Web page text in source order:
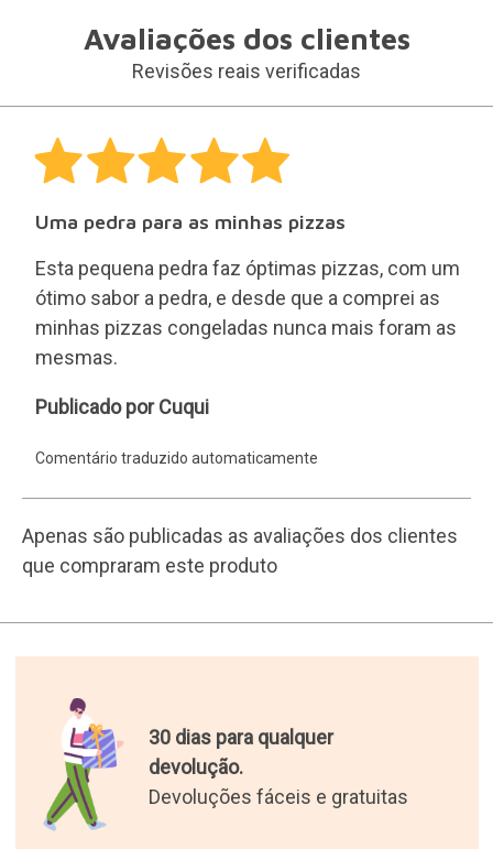
Apenas são publicadas as avaliações dos clientes
que compraram este produto
30 dias para qualquer
devolução.
Devoluções fáceis e gratuitas
16 anos a enviar prendas.
200.000 clientes satisfeitos.
As melhores prendas do
mundo.
Selecionámos os presentes